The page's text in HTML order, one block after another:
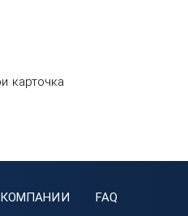
карточка
FAQ